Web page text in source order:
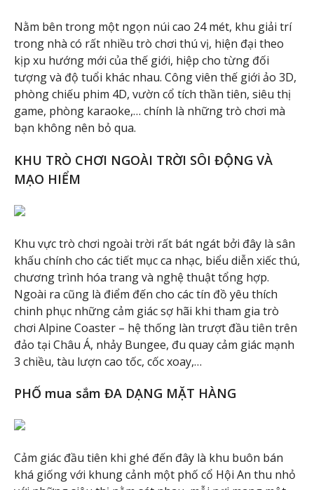
Nằm bên trong một ngọn núi cao 24 mét, khu giải trí
trong nhà có rất nhiều trò chơi thú vị, hiện đại theo
kịp xu hướng mới của thế giới, hiệp cho từng đối
tượng và độ tuổi khác nhau. Công viên thế giới ảo 3D,
phòng chiếu phim 4D, vườn cổ tích thần tiên, siêu thị
game, phòng karaoke,… chính là những trò chơi mà
bạn không nên bỏ qua.
KHU TRÒ CHƠI NGOÀI TRỜI SÔI ĐỘNG VÀ
MẠO HIỂM
Khu vực trò chơi ngoài trời rất bát ngát bởi đây là sân
khấu chính cho các tiết mục ca nhạc, biểu diễn xiếc thú,
chương trình hóa trang và nghệ thuật tổng hợp.
Ngoài ra cũng là điểm đến cho các tín đồ yêu thích
chinh phục những cảm giác sợ hãi khi tham gia trò
chơi Alpine Coaster – hệ thống làn trượt đầu tiên trên
đảo tại Châu Á, nhảy Bungee, đu quay cảm giác mạnh
3 chiều, tàu lượn cao tốc, cốc xoay,…
PHỐ mua sắm ĐA DẠNG MẶT HÀNG
Cảm giác đầu tiên khi ghé đến đây là khu buôn bán
khá giống với khung cảnh một phố cổ Hội An thu nhỏ